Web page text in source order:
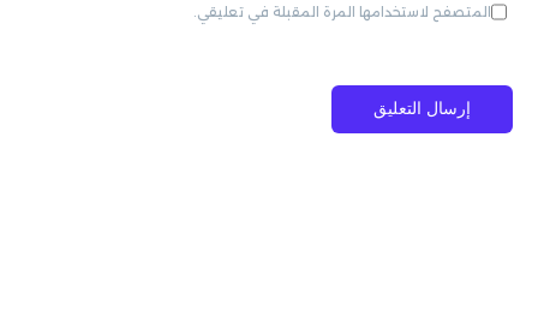
المتصفح لاستخدامها المرة المقبلة في تعليقي.